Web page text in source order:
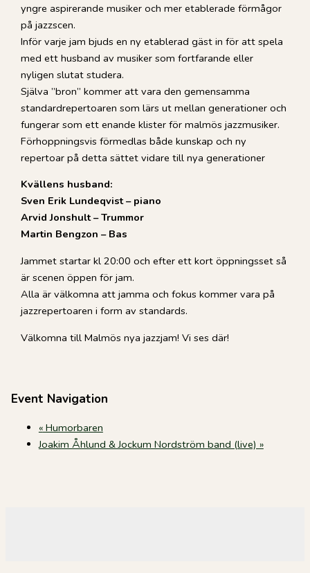
yngre aspirerande musiker och mer etablerade förmågor
på jazzscen.
Inför varje jam bjuds en ny etablerad gäst in för att spela
med ett husband av musiker som fortfarande eller
nyligen slutat studera.
Själva ”bron” kommer att vara den gemensamma
standardrepertoaren som lärs ut mellan generationer och
fungerar som ett enande klister för malmös jazzmusiker.
Förhoppningsvis förmedlas både kunskap och ny
repertoar på detta sättet vidare till nya generationer
Kvällens husband:
Sven Erik Lundeqvist – piano
Arvid Jonshult – Trummor
Martin Bengzon – Bas
Jammet startar kl 20:00 och efter ett kort öppningsset så
är scenen öppen för jam.
Alla är välkomna att jamma och fokus kommer vara på
jazzrepertoaren i form av standards.
Välkomna till Malmös nya jazzjam! Vi ses där!
Event Navigation
«Humorbaren
Joakim Åhlund & Jockum Nordström band (live) »